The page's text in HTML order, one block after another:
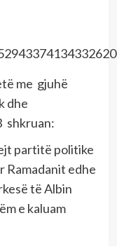
me gjuhë
dhe
shkruan:
partitë politike
Ramadanit edhe
të Albin
e kaluam